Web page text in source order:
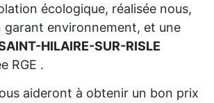
écologique, réalisée nous,
garant environnement, et une
HILAIRE-SUR-RISLE
RGE .
aideront à obtenir un bon prix